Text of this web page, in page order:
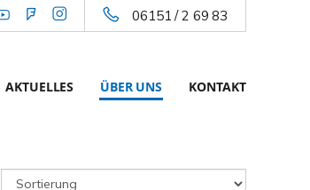
06151 / 2 69 83
AKTUELLES ÜBER UNS KONTAKT